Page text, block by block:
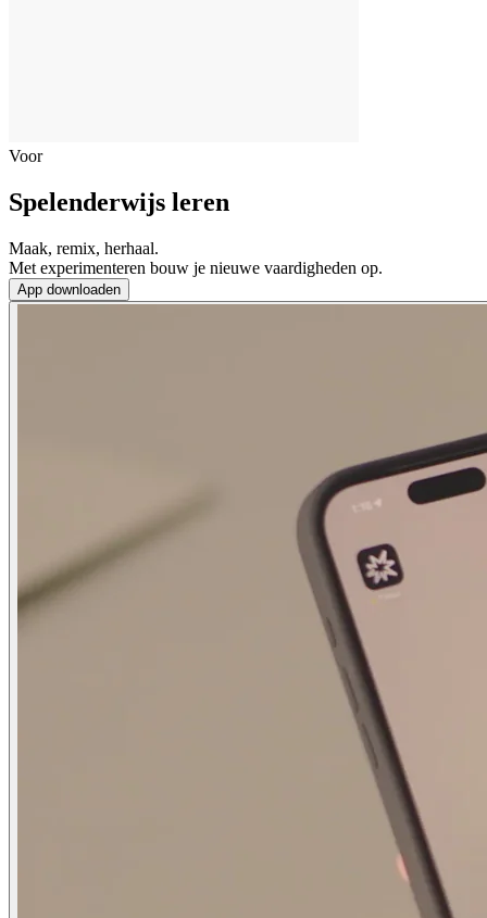
Voor
Spelenderwijs leren
Maak, remix, herhaal.
Met experimenteren bouw je nieuwe vaardigheden op.
App downloaden